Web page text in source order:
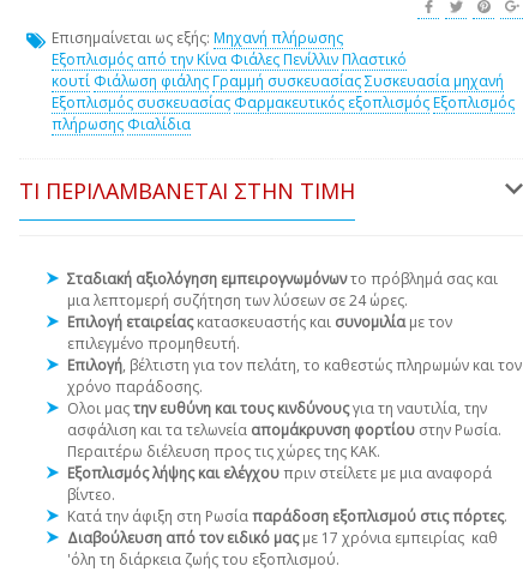
Επισημαίνεται ως εξής: Μηχανή πλήρωσης
Εξοπλισμός από την Κίνα Φιάλες ΠενίλλινΠλαστικό
κουτί Φιάλωση φιάληςΓραμμή συσκευασίαςΣυσκευασία μηχανή
Εξοπλισμός συσκευασίας Φαρμακευτικός εξοπλισμόςΕξοπλισμός
πλήρωσης Φιαλίδια
ΤΙ ΠΕΡΙΛΑΜΒΆΝΕΤΑΙ ΣΤΗΝ ΤΙΜΉ
Σταδιακή αξιολόγηση εμπειρογνωμόνωντο πρόβλημά σας και
μια λεπτομερή συζήτηση των λύσεων σε 24 ώρες.
Επιλογή εταιρείαςκατασκευαστής και συνομιλίαμε τον
επιλεγμένο προμηθευτή.
Επιλογή, βέλτιστη για τον πελάτη, το καθεστώς πληρωμών και τον
χρόνο παράδοσης.
Ολοι μαςτην ευθύνη και τους κινδύνουςγια τη ναυτιλία, την
ασφάλιση και τα τελωνεία απομάκρυνση φορτίου στην Ρωσία.
Περαιτέρω διέλευση προς τις χώρες της ΚΑΚ.
Εξοπλισμός λήψης και ελέγχουπριν στείλετε με μια αναφορά
βίντεο.
Κατά την άφιξη στη Ρωσίαπαράδοση εξοπλισμού στις πόρτες.
Διαβούλευση από τον ειδικό μαςμε 17 χρόνια εμπειρίας καθ
'όλη τη διάρκεια ζωής του εξοπλισμού.